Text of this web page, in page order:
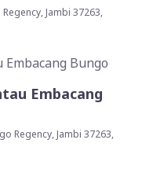
Jambi 37263,
Embacang
Regency, Jambi 37263,